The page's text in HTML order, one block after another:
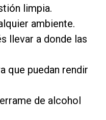
limpia.
ambiente.
llevar a donde las
que puedan rendir
de alcohol